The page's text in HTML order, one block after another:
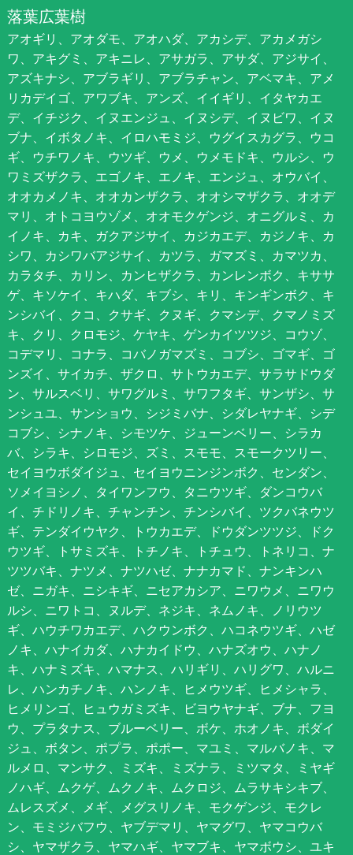
落葉広葉樹
アオギリ、アオダモ、アオハダ、アカシデ、アカメガシ
ワ、アキグミ、アキニレ、アサガラ、アサダ、アジサイ、
アズキナシ、アブラギリ、アブラチャン、アベマキ、アメ
リカデイゴ、アワブキ、アンズ、イイギリ、イタヤカエ
デ、イチジク、イヌエンジュ、イヌシデ、イヌビワ、イヌ
ブナ、イボタノキ、イロハモミジ、ウグイスカグラ、ウコ
ギ、ウチワノキ、ウツギ、ウメ、ウメモドキ、ウルシ、ウ
ワミズザクラ、エゴノキ、エノキ、エンジュ、オウバイ、
オオカメノキ、オオカンザクラ、オオシマザクラ、オオデ
マリ、オトコヨウゾメ、オオモクゲンジ、オニグルミ、カ
イノキ、カキ、ガクアジサイ、カジカエデ、カジノキ、カ
シワ、カシワバアジサイ、カツラ、ガマズミ、カマツカ、
カラタチ、カリン、カンヒザクラ、カンレンボク、キササ
ゲ、キソケイ、キハダ、キブシ、キリ、キンギンボク、キ
ンシバイ、クコ、クサギ、クヌギ、クマシデ、クマノミズ
キ、クリ、クロモジ、ケヤキ、ゲンカイツツジ、コウゾ、
コデマリ、コナラ、コバノガマズミ、コブシ、ゴマギ、ゴ
ンズイ、サイカチ、ザクロ、サトウカエデ、サラサドウダ
ン、サルスベリ、サワグルミ、サワフタギ、サンザシ、サ
ンシュユ、サンショウ、シジミバナ、シダレヤナギ、シデ
コブシ、シナノキ、シモツケ、ジューンベリー、シラカ
バ、シラキ、シロモジ、ズミ、スモモ、スモークツリー、
セイヨウボダイジュ、セイヨウニンジンボク、センダン、
ソメイヨシノ、タイワンフウ、タニウツギ、ダンコウバ
イ、チドリノキ、チャンチン、チンシバイ、ツクバネウツ
ギ、テンダイウヤク、トウカエデ、ドウダンツツジ、ドク
ウツギ、トサミズキ、トチノキ、トチュウ、トネリコ、ナ
ツツバキ、ナツメ、ナツハゼ、ナナカマド、ナンキンハ
ゼ、ニガキ、ニシキギ、ニセアカシア、ニワウメ、ニワウ
ルシ、ニワトコ、ヌルデ、ネジキ、ネムノキ、ノリウツ
ギ、ハウチワカエデ、ハクウンボク、ハコネウツギ、ハゼ
ノキ、ハナイカダ、ハナカイドウ、ハナズオウ、ハナノ
キ、ハナミズキ、ハマナス、ハリギリ、ハリグワ、ハルニ
レ、ハンカチノキ、ハンノキ、ヒメウツギ、ヒメシャラ、
ヒメリンゴ、ヒュウガミズキ、ビヨウヤナギ、ブナ、フヨ
ウ、プラタナス、ブルーベリー、ボケ、ホオノキ、ボダイ
ジュ、ボタン、ポプラ、ポポー、マユミ、マルバノキ、マ
ルメロ、マンサク、ミズキ、ミズナラ、ミツマタ、ミヤギ
ノハギ、ムクゲ、ムクノキ、ムクロジ、ムラサキシキブ、
ムレスズメ、メギ、メグスリノキ、モクゲンジ、モクレ
ン、モミジバフウ、ヤブデマリ、ヤマグワ、ヤマコウバ
シ、ヤマザクラ、ヤマハギ、ヤマブキ、ヤマボウシ、ユキ